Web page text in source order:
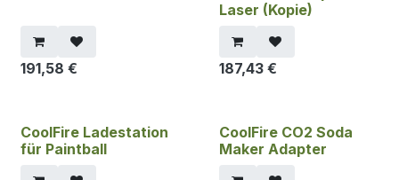
191,58 €
Laser (Kopie)
187,43€
CoolFire Ladestation
für Paintball
CoolFire CO2 Soda
Maker Adapter